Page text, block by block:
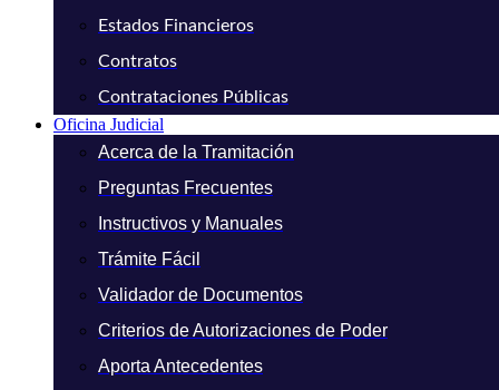
Estados Financieros
Contratos
Contrataciones Públicas
Oficina Judicial
Acerca de la Tramitación
Preguntas Frecuentes
Instructivos y Manuales
Trámite Fácil
Validador de Documentos
Criterios de Autorizaciones de Poder
Aporta Antecedentes